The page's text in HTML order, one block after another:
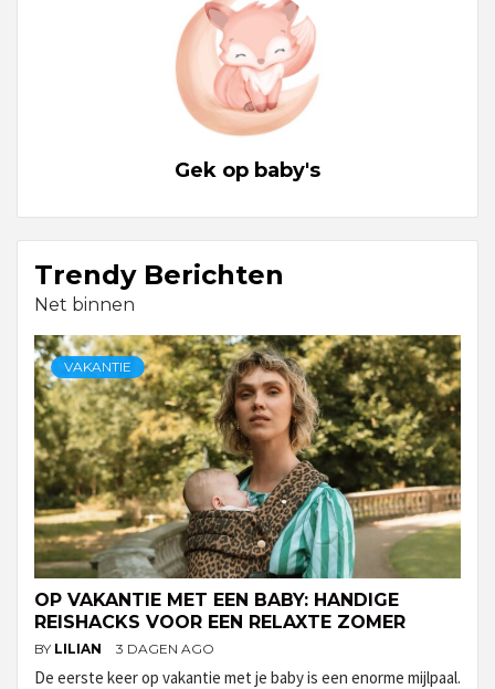
Gek op baby's
Trendy Berichten
Net binnen
VAKANTIE
OP VAKANTIE MET EEN BABY: HANDIGE
REISHACKS VOOR EEN RELAXTE ZOMER
BY LILIAN 3 DAGEN AGO
De eerste keer op vakantie met je baby is een enorme mijlpaal.